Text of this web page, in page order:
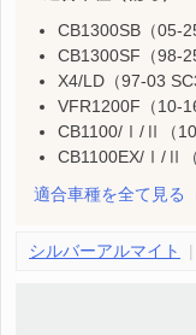
CB1300SB（05-
CB1300SF（98-
X4/LD（97-03
VFR1200F（10-
CB1100/Ⅰ/Ⅱ（
CB1100EX/Ⅰ/Ⅱ（
適合車種を全て見る
シルバーアルマイト